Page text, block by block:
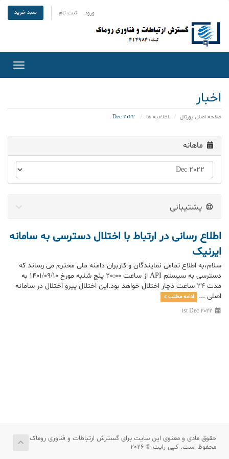
ورود ثبت نام سبد خرید
اخبار
صفحه اصلی پورتال اطلاعیه ها
ماهانه
پشتیبانی
اطلاع رسانی در ارتباط با اختلال دسترسی به سامانه
ایرنیک
سلام،به اطلاع تمامی نمایندگان و کاربران دامنه ملی محترم می رساند که
دسترسی به سیستم API از ساعت 20:00 پنج شنبه مورخ 1401/09/10 به
مدت 24 ساعت دچار اختلال خواهد بود.این اختلال پیرو اختلال در سامانه
اصلی ...
ادامه مطلب »
حقوق مادی و معنوی این سایت برای گسترش ارتباطات و فناوری روماک
محفوظ است. کپی رایت © 2026